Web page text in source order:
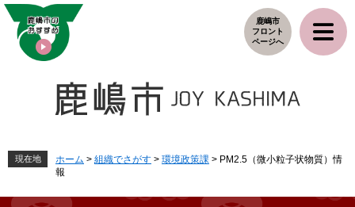
ペ
メ
鹿嶋市
フロント
ページへ
現在地 ホーム > 組織でさがす > 環境政策課 > PM2.5（微小粒子状物質）情
報